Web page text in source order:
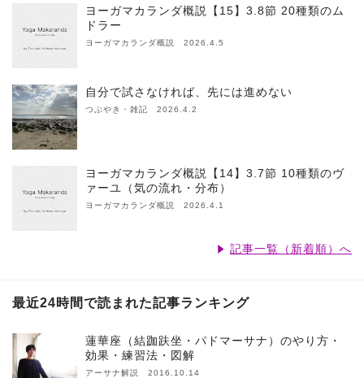
ヨーガマカランダ概説【15】3.8節 20種類のム
ドラー
ヨーガマカランダ概説 2026.4.5
自分で試さなければ、先には進めない
つぶやき・雑記 2026.4.2
ヨーガマカランダ概説【14】3.7節 10種類のヴ
ァーユ（気の流れ・分布）
ヨーガマカランダ概説 2026.4.1
記事一覧（新着順）へ
最近24時間で読まれた記事ランキング
蓮華座（結跏趺坐・パドマーサナ）のやり方・
効果・練習法・図解
アーサナ解説 2016.10.14